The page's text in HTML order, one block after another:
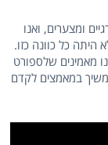
ומצערים, ואנו
כל כוונה כזו.
מאמינים שלספורט
במאמצים לקדם